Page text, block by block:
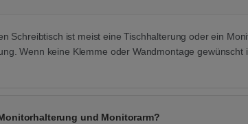
Schreibtisch ist meist eine Tischhalterung oder ein
Wenn keine Klemme oder Wandmontage
und Monitorarm?